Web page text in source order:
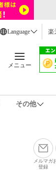
Language 楽
メニュー
その他
メルマガ
登録